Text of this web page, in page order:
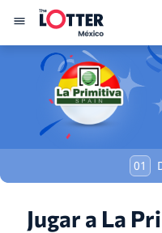
01
Jugar a La